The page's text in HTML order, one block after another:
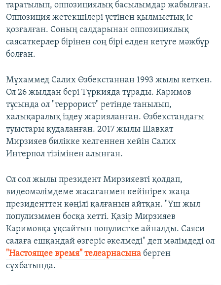
таратылып, оппозициялық басылымдар жабылған.
Оппозиция жетекшілері үстінен қылмыстық іс
қозғалған. Соның салдарынан оппозициялық
саясаткерлер бірінен соң бірі елден кетуге мәжбүр
болған.
Мұхаммед Салих Өзбекстаннан 1993 жылы кеткен.
Ол 26 жылдан бері Түркияда тұрады. Каримов
тұсында ол "террорист" ретінде танылып,
халықаралық іздеу жарияланған. Өзбекстандағы
туыстары қудаланған. 2017 жылы Шавкат
Мирзияев билікке келгеннен кейін Салих
Интерпол тізімінен алынған.
Ол сол жылы президент Мирзияевті қолдап,
видеомәлімдеме жасағанмен кейінірек жаңа
президенттен көңілі қалғанын айтқан. "Үш жыл
популизммен босқа кетті. Қазір Мирзияев
Каримовқа ұқсайтын популистке айналды. Саяси
салаға ешқандай өзгеріс әкелмеді" деп мәлімдеді ол
"Настоящее время" телеарнасына берген
сұхбатында.